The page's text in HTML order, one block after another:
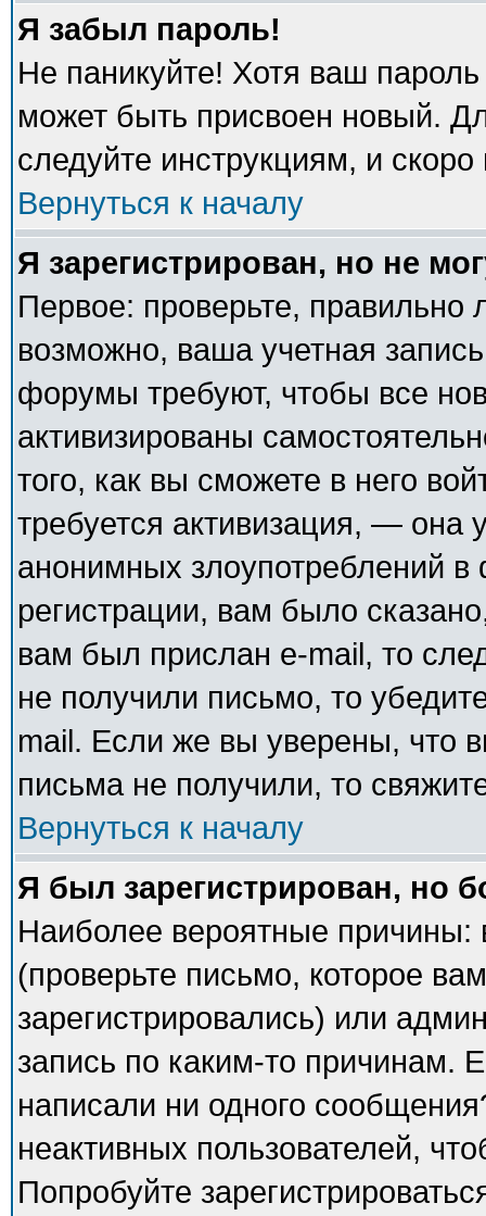
Я забыл пароль!
Не паникуйте! Хотя ваш
может быть присвоен новый.
следуйте инструкциям, и
Вернуться к началу
Я зарегистрирован, но не
Первое: проверьте,
возможно, ваша учетная
форумы требуют, чтобы все
активизированы
того, как вы сможете в него
требуется активизация, — она
анонимных злоупотреблений
регистрации, вам было
вам был прислан e-mail, то
не получили письмо, то
mail. Если же вы уверены, что
письма не получили, то
Вернуться к началу
Я был зарегистрирован, но
Наиболее вероятные
(проверьте письмо, которое
зарегистрировались) или
запись по каким-то причинам.
написали ни одного
неактивных пользователей,
Попробуйте